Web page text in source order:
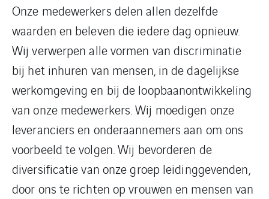
Onze medewerkers delen allen dezelfde
waarden en beleven die iedere dag opnieuw.
Wij verwerpen alle vormen van discriminatie
bij het inhuren van mensen, in de dagelijkse
werkomgeving en bij de loopbaanontwikkeling
van onze medewerkers. Wij moedigen onze
leveranciers en onderaannemers aan om ons
voorbeeld te volgen. Wij bevorderen de
diversificatie van onze groep leidinggevenden,
door ons te richten op vrouwen en mensen van